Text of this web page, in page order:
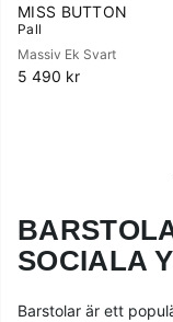
MISS BUTTON
Pall
Massiv Ek Svart
5 490 kr
SOCIALA
Barstolar är ett